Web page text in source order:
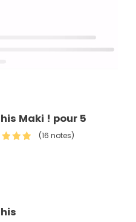
Maki ! pour 5
(16 notes)